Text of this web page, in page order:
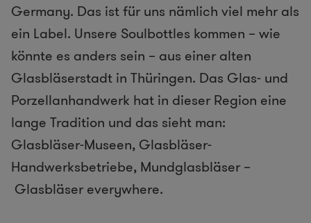
Germany. Das ist für uns nämlich viel mehr als
ein Label. Unsere Soulbottles kommen – wie
könnte es anders sein – aus einer alten
Glasbläserstadt in Thüringen. Das Glas- und
Porzellanhandwerk hat in dieser Region eine
lange Tradition und das sieht man:
Glasbläser-Museen, Glasbläser-
Handwerksbetriebe, Mundglasbläser –
Glasbläser everywhere.